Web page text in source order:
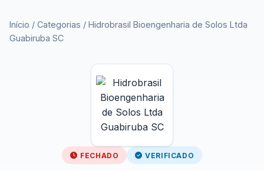
Início / Categorias / Hidrobrasil Bioengenharia de Solos Ltda
Guabiruba SC
FECHADO VERIFICADO